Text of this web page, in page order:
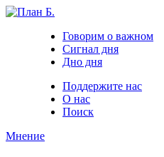
Говорим о важном
Сигнал дня
Дно дня
Поддержите нас
О нас
Поиск
Мнение